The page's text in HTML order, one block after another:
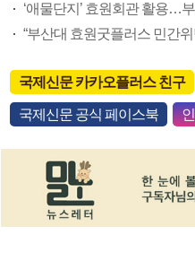
‘애물단지’ 효원회관 활용…
“부산대 효원굿플러스 민간
국제신문 카카오플러스 친구
국제신문 공식 페이스북